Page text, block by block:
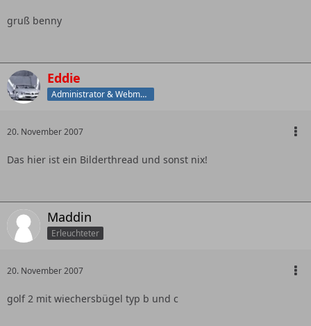
gruß benny
Eddie
Administrator & Webmaster
20. November 2007
Das hier ist ein Bilderthread und sonst nix!
Maddin
Erleuchteter
20. November 2007
golf 2 mit wiechersbügel typ b und c